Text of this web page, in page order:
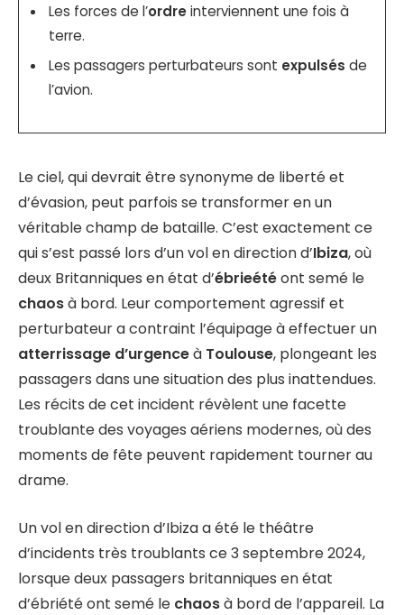
Les forces de l’ordreinterviennent une fois à
terre.
Les passagers perturbateurs sont expulsés de
l’avion.
Le ciel, qui devrait être synonyme de liberté et
d’évasion, peut parfois se transformer en un
véritable champ de bataille. C’est exactement ce
qui s’est passé lors d’un vol en direction d’Ibiza, où
deux Britanniques en état d’ébrieétéont semé le
chaosà bord. Leur comportement agressif et
perturbateur a contraint l’équipage à effectuer un
atterrissage d’urgenceà Toulouse, plongeant les
passagers dans une situation des plus inattendues.
Les récits de cet incident révèlent une facette
troublante des voyages aériens modernes, où des
moments de fête peuvent rapidement tourner au
drame.
Un vol en direction d’Ibiza a été le théâtre
d’incidents très troublants ce 3 septembre 2024,
lorsque deux passagers britanniques en état
d’ébriété ont semé le chaosà bord de l’appareil. La